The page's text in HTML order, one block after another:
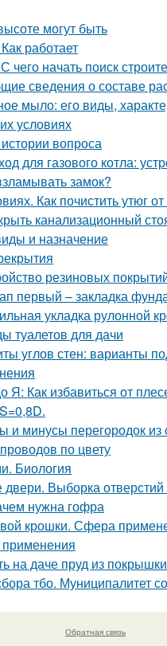
могут быть
работает
чего начать поиск
сведения о составе
мыло: его виды,
условиях
вопроса
для газового котла:
замок?
Как почистить утюг
канализационный
и назначение
резиновых
первый – закладка
укладка рулонной
туалетов для дачи
углов стен: варианты
Я: Как избавиться от
и минусы перегородок из
по цвету
Биология
Выборка
нужна гофра
крошки. Сфера
на даче пруд из
тбо. Муниципалитет
Обратная связь